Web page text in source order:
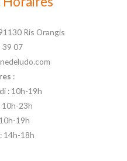
Ris Orangis
39 07
:
: 10h-19h
10h-23h
19h
14h-18h